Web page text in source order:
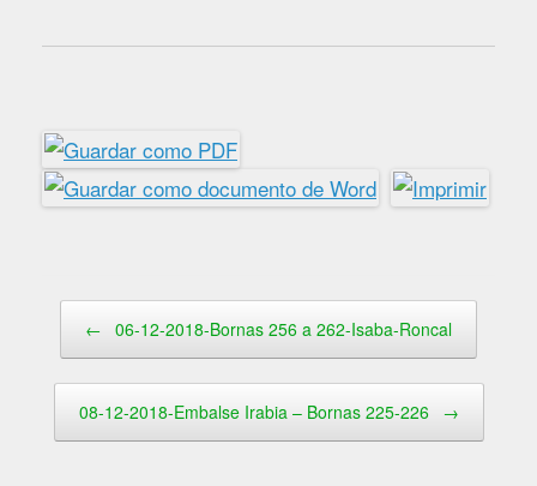
← 06-12-2018-Bornas 256 a 262-Isaba-Roncal
08-12-2018-Embalse Irabia – Bornas 225-226 →